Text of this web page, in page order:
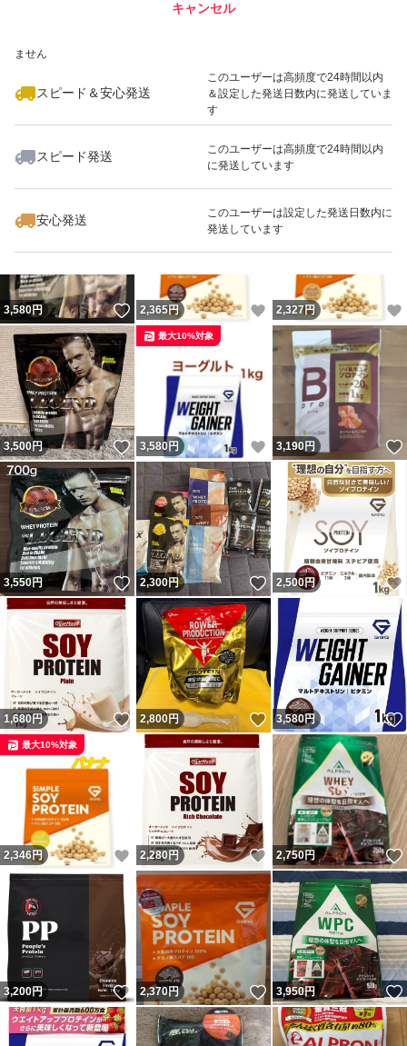
ません
スピード＆安心発送
このユーザーは高頻度で24時間以内
＆設定した発送日数内に発送していま
す
スピード発送
このユーザーは高頻度で24時間以内
に発送しています
安心発送
このユーザーは設定した発送日数内に
発送しています
キャンセル
いいね！
2,250
3,580円 いいね！
2,365円 いいね！
2,327円
3,500円 いいね！
3,580円 いいね！
最大10%対象
3,190円
3,550円 いいね！
2,300円 いいね！
2,500円
1,680円 いいね！
2,800円 いいね！
3,580円
2,346円 いいね！
最大10%対象
2,280 円 いいね！
2,750円
3,200円 いいね！
2,370円 いいね！
3,950円